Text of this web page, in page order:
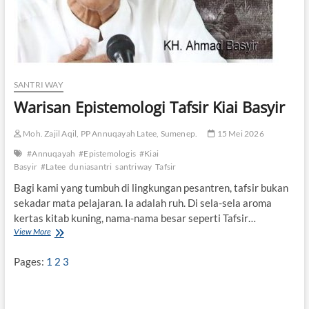
SANTRI WAY
Warisan Epistemologi Tafsir Kiai Basyir
Moh. Zajil Aqil, PP Annuqayah Latee, Sumenep.
15 Mei 2026
#Annuqayah #Epistemologis #Kiai
Basyir #Latee duniasantri santriway Tafsir
Bagi kami yang tumbuh di lingkungan pesantren, tafsir bukan
sekadar mata pelajaran. Ia adalah ruh. Di sela-sela aroma
kertas kitab kuning, nama-nama besar seperti Tafsir…
View MoreW
i
Pages: 1 2 3